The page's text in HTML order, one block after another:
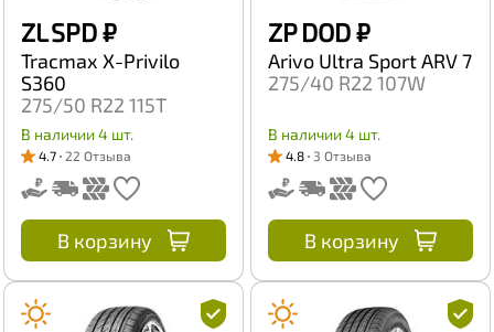
ZL SPD₽
Tracmax X-Privilo
S360
275/50 R22 115T
В наличии 4 шт.
4.7 22 Отзыва
В корзину
ZP DOD₽
Arivo Ultra Sport ARV 7
275/40 R22 107W
В наличии 4 шт.
4.8 3 Отзыва
В корзину